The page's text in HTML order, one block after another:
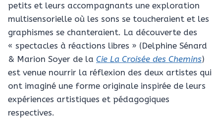
petits et leurs accompagnants une exploration
multisensorielle où les sons se toucheraient et les
graphismes se chanteraient. La découverte des
« spectacles à réactions libres » (Delphine Sénard
& Marion Soyer de la Cie La Croisée des Chemins)
est venue nourrir la réflexion des deux artistes qui
ont imaginé une forme originale inspirée de leurs
expériences artistiques et pédagogiques
respectives.